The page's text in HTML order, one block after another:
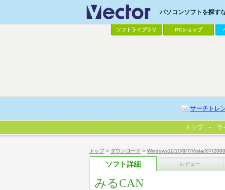
トップ> ダウンロード > Windows11/10/8/7/Vista/XP/
ソフト詳細 レビュー
みるCAN
パソコンソフトを探す
ソフトライブラリ PCショップ
サーチトレ
トップ ラ